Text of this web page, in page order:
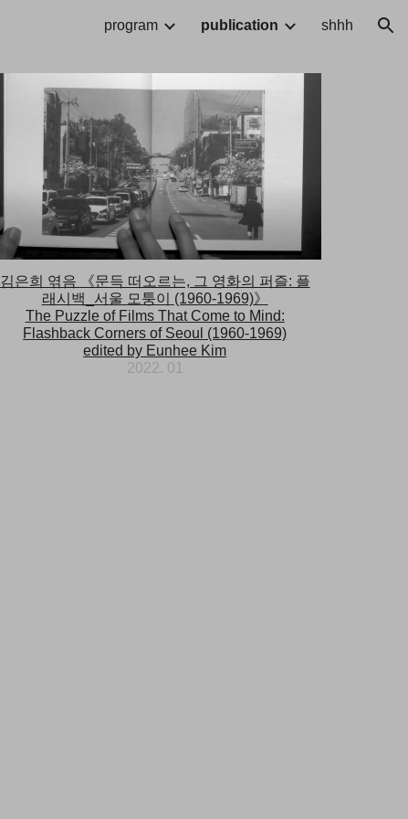
program publication shhh
김은희 엮음 《문득 떠오르는, 그 영화의 퍼즐: 플
래시백_서울 모퉁이
(1960-1969)》
The Puzzle of Films That Come to Mind:
Flashback Corners of Seoul (1960-1969)
edited by Eunhee Kim
2022. 01